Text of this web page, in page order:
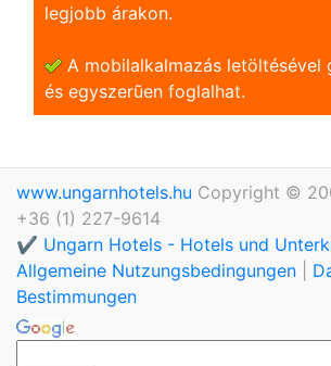
legjobb árakon.
A mobilalkalmazás letöltésével
és egyszerũen foglalhat.
www.ungarnhotels.hu Copyright ©
+36 (1) 227-9614
✔️ Ungarn Hotels - Hotels und
Allgemeine Nutzungsbedingungen
Bestimmungen